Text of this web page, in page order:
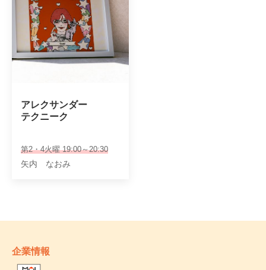
アレクサンダー
テクニーク
第2・4火曜 19:00～20:30
矢内 なおみ
企業情報